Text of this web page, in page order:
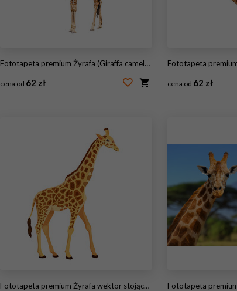
Fototapeta premium Żyrafa (Giraffa camelopardalis)
cena od 62 zł
Fototapeta premium
cena od 62 zł
Fototapeta premium Żyrafa wektor stojący na białym tle Fototapeta premium